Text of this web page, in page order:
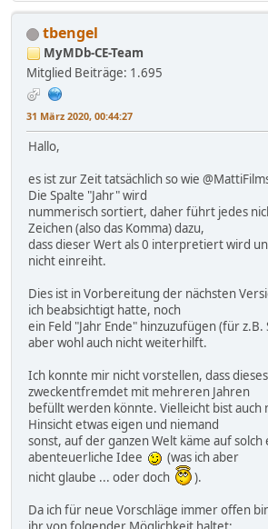
tbengel
MyMDb-CE-Team
Mitglied Beiträge: 1.695
31 März 2020, 00:44:27
Hallo,
es ist zur Zeit tatsächlich so wie
Die Spalte "Jahr" wird
nummerisch sortiert, daher führt jedes
Zeichen (also das Komma) dazu,
dass dieser Wert als 0 interpretiert wird
nicht einreiht.
Dies ist in Vorbereitung der nächsten
ich beabsichtigt hatte, noch
ein Feld "Jahr Ende" hinzuzufügen (für z.B.
aber wohl auch nicht weiterhilft.
Ich konnte mir nicht vorstellen, dass
zweckentfremdet mit mehreren Jahren
befüllt werden könnte. Vielleicht bist auch
Hinsicht etwas eigen und niemand
sonst, auf der ganzen Welt käme auf solch
abenteuerliche Idee
(was ich aber
nicht glaube ... oder doch
).
Da ich für neue Vorschläge immer offen